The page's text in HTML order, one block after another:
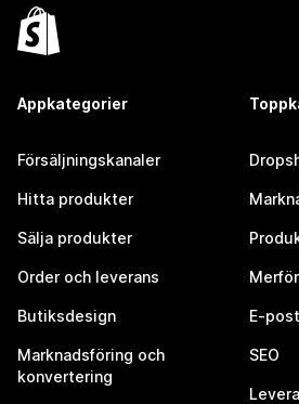
Appkategorier
Försäljningskanaler
Hitta produkter
Sälja produkter
Order och leverans
Butiksdesign
Marknadsföring och
konvertering
E-
SEO